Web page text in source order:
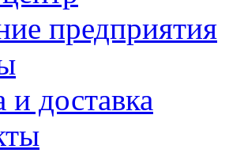
предприятия
и доставка